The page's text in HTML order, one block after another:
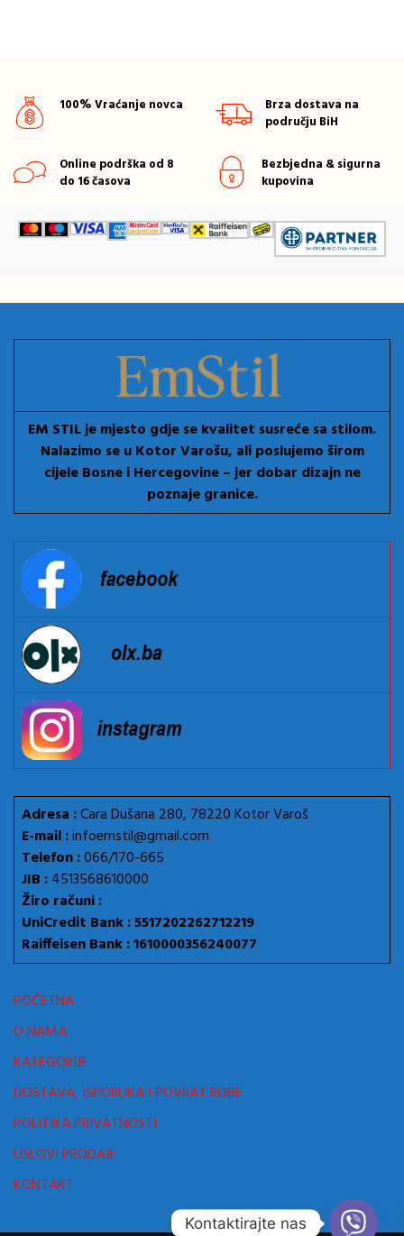
100% Vraćanje novca
Brza dostava na
području BiH
Online podrška od 8
do 16 časova
Bezbjedna & sigurna
kupovina
EM STIL je mjesto gdje se kvalitet susreće sa stilom.
Nalazimo se u Kotor Varošu, ali poslujemo širom
cijele Bosne i Hercegovine – jer dobar dizajn ne
poznaje granice.
Adresa :Cara Dušana 280, 78220 Kotor Varoš
E-mail :infoemstil@gmail.com
Telefon :066/170-665
JIB :4513568610000
Žiro računi :
UniCredit Bank : 5517202262712219
Raiffeisen Bank : 1610000356240077
POČETNA
O NAMA
KATEGORIJE
DOSTAVA, ISPORUKA I POVRAT ROBE
POLITIKA PRIVATNOSTI
USLOVI PRODAJE
KONTAKT
Kontaktirajte nas